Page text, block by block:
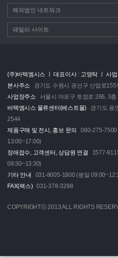
해외법인 네트워크
패밀리 사이트
(주)바텍엠시스 ㅣ대표이사 : 고영탁 ㅣ사
본사주소
경기도 수원시 권선구 산업로
사업장주소
서울시 마포구 토정로 266, 3
바텍엠시스 물류센터(베스트몰)
경기도 용
2544
제품구매 및 전시, 홍보 문의
080-275-7500
13:00~17:00)
장애접수, 고객센터, 상담원 연결
1577-
09:30~13:30)
기타 안내
031-8005-1800 (평일
FAX(팩스) 031-378-3288
COPYRIGHTⓒ 2013 ALL RIGHTS